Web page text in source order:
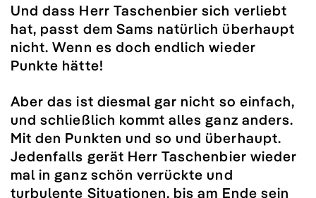
Und dass Herr Taschenbier sich verliebt
hat, passt dem Sams natürlich überhaupt
nicht. Wenn es doch endlich wieder
Punkte hätte!
Aber das ist diesmal gar nicht so einfach,
und schließlich kommt alles ganz anders.
Mit den Punkten und so und überhaupt.
Jedenfalls gerät Herr Taschenbier wieder
mal in ganz schön verrückte und
turbulente Situationen, bis am Ende sein